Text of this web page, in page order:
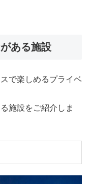
ある施設
で楽しめるプライベ
施設をご紹介しま